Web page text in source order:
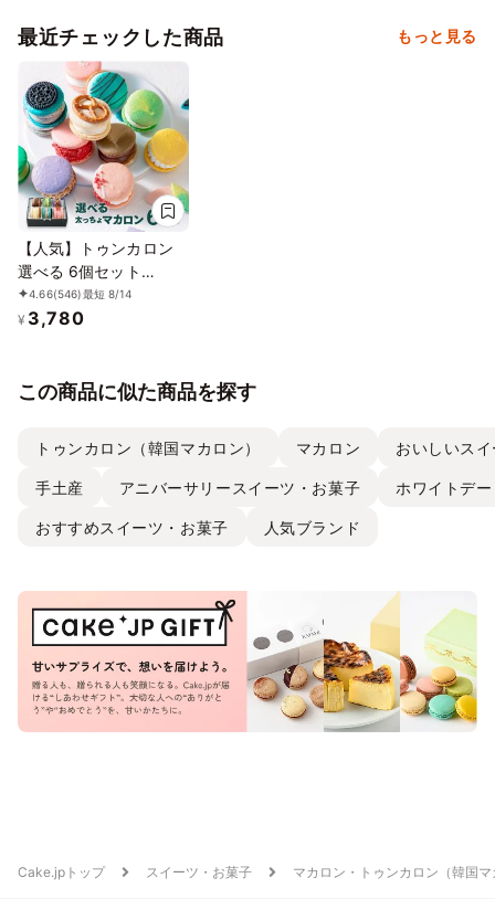
最近チェックした商品 もっと見る
【人気】トゥンカロン
選べる 6個セット
MACAPRESSO マカロ
ン
4.66(546)最短 8/14
¥ 3,780
この商品に似た商品を探す
トゥンカロン（韓国マカロン） マカロン おいしいス
手土産 アニバーサリースイーツ・お菓子 ホワイトデー
おすすめスイーツ・お菓子 人気ブランド
Cake.jpトップ スイーツ・お菓子 マカロン・トゥンカロン（韓国